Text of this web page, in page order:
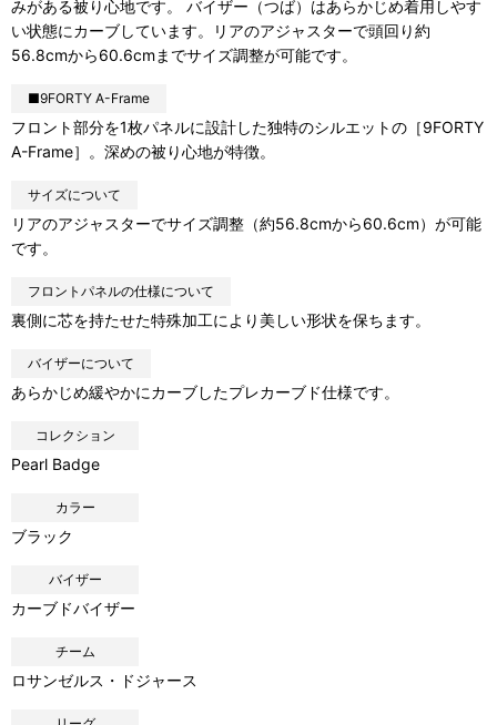
みがある被り心地です。 バイザー（つば）はあらかじめ着用しやす
い状態にカーブしています。リアのアジャスターで頭回り約
56.8cmから60.6cmまでサイズ調整が可能です。
■9FORTY A-Frame
フロント部分を1枚パネルに設計した独特のシルエットの［9FORTY
A-Frame］。深めの被り心地が特徴。
サイズについて
リアのアジャスターでサイズ調整（約56.8cmから60.6cm）が可能
です。
フロントパネルの仕様について
裏側に芯を持たせた特殊加工により美しい形状を保ちます。
バイザーについて
あらかじめ緩やかにカーブしたプレカーブド仕様です。
コレクション
Pearl Badge
カラー
ブラック
バイザー
カーブドバイザー
チーム
ロサンゼルス・ドジャース